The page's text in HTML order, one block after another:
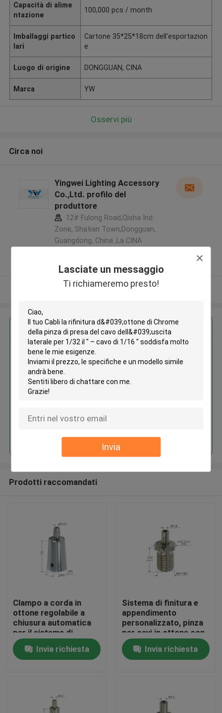
Lasciate un messaggio
Ti richiameremo presto!
Invia
Casa
Capacità di alime
ntazione
100,000 pcs / month
Imballaggi partico
lari
Cartone 35*25*18cm dell'esportazion
e
Luogo di origine DONGGUAN, CINA
Marca YW
Osservi più
Circa noi
Yingwei Lighting Accessory
Co.,Ltd. profilo del
produttore
12# Fulong Road,Qisha Ind.
Zone, Shatian Town,Dongguan,
Guangdong, China ,La CINA
Fornitore verificato
Osservi più
Ottieni il miglior prezzo per
Cabli la rifinitura d'ottone di
Chrome della pinza di presa del
cavo dell'uscita laterale per 1/32
Prodotti raccomandati
Clampo a corda in
ottone regolabile a
chiusura automatica
per il sistema di
sospensione
Invia richiesta
Sistema di finitura e
appendimento
personalizzato, pinza
per cavi in ottone con
colore argento
regolabileInvia richiesta